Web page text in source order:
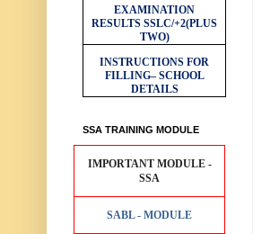
EXAMINATION
RESULTS SSLC/+2(PLUS
TWO)
INSTRUCTIONS FOR
FILLING– SCHOOL
DETAILS
SSA TRAINING MODULE
IMPORTANT MODULE -
SSA
SABL - MODULE